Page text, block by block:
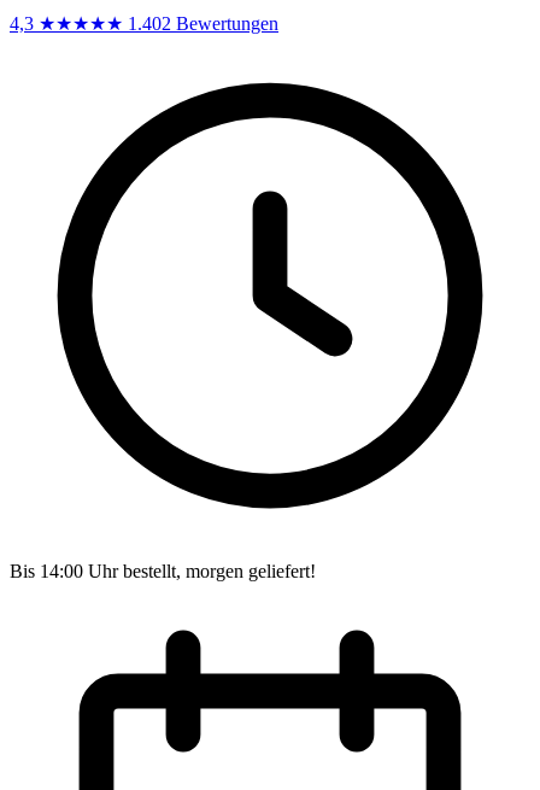
4,3 ★★★★★ 1.402 Bewertungen
Bis 14:00 Uhr bestellt, morgen geliefert!